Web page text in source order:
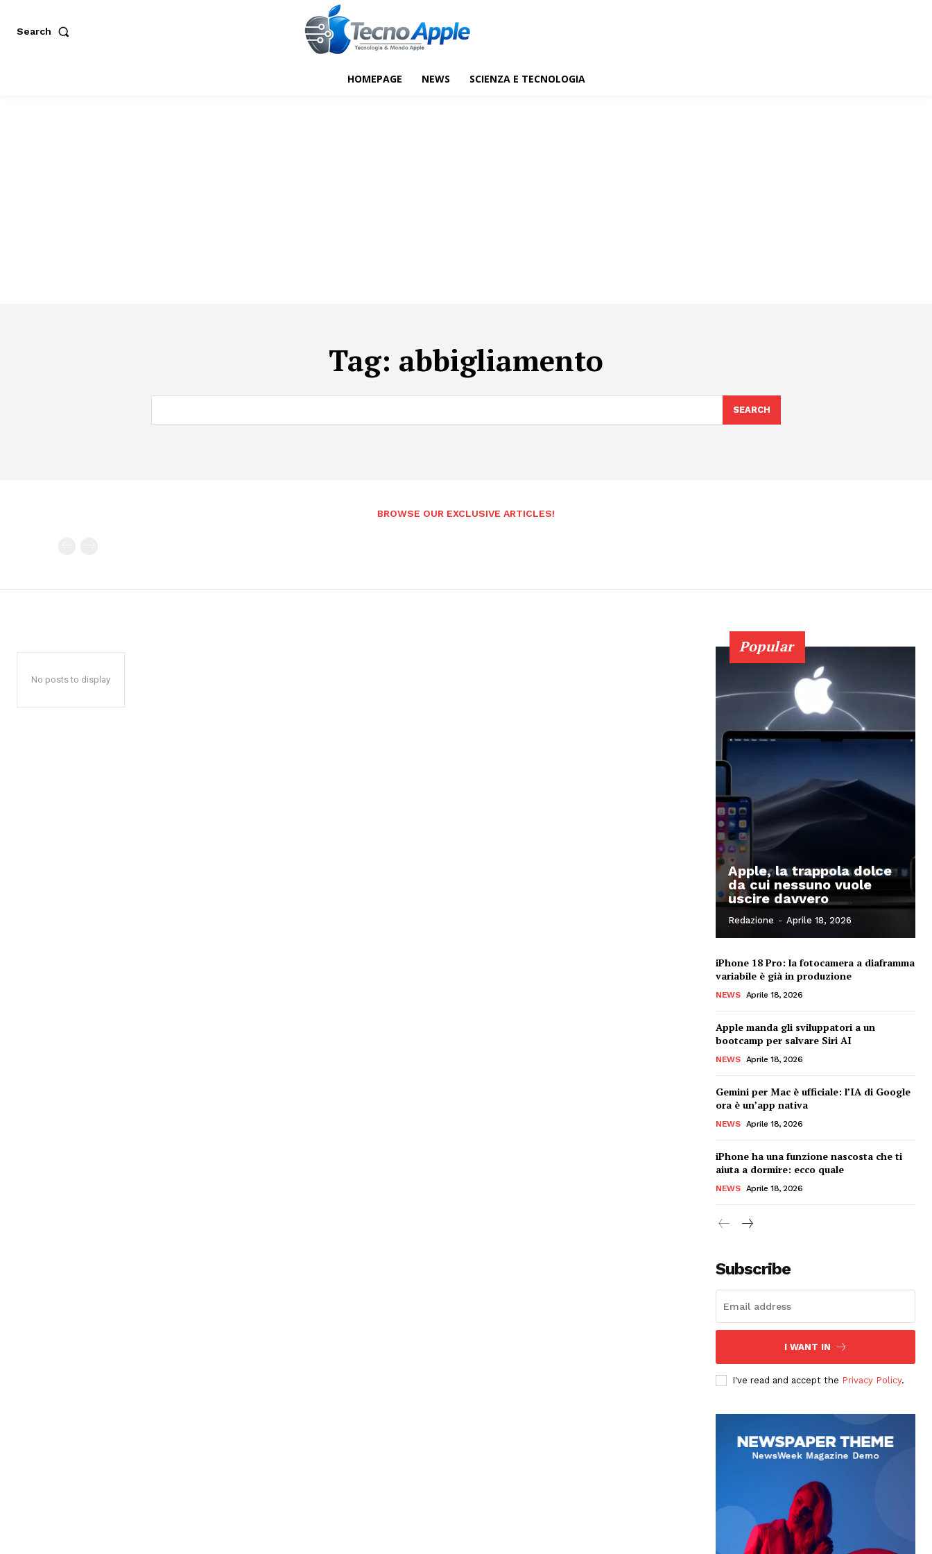
Search
HOMEPAGE NEWS SCIENZA E TECNOLOGIA
Tag: abbigliamento
SEARCH
BROWSE OUR EXCLUSIVE ARTICLES!
No posts to display
Popular
Apple, la trappola dolce
da cui nessuno vuole
uscire davvero
Redazione - Aprile 18, 2026
iPhone 18 Pro: la fotocamera a diaframma
variabile è già in produzione
NEWS Aprile 18, 2026
Apple manda gli sviluppatori a un
bootcamp per salvare Siri AI
NEWS Aprile 18, 2026
Gemini per Mac è ufficiale: l’IA di Google
ora è un’app nativa
NEWS Aprile 18, 2026
iPhone ha una funzione nascosta che ti
aiuta a dormire: ecco quale
NEWS Aprile 18, 2026
Subscribe
I WANT IN
I've read and accept the Privacy Policy.